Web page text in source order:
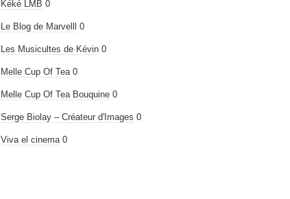
Kéké LMB 0
Le Blog de Marvelll 0
Les Musicultes de Kévin 0
Melle Cup Of Tea 0
Melle Cup Of Tea Bouquine 0
Serge Biolay – Créateur d'Images 0
Viva el cinema 0